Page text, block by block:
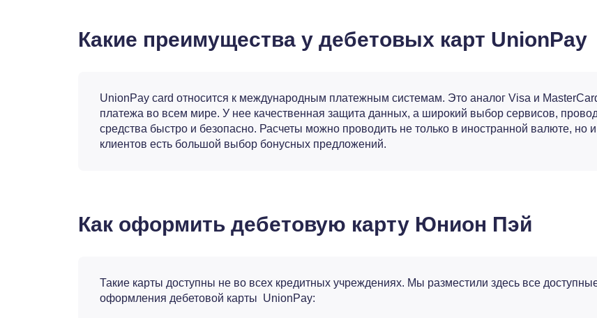
Какие преимущества у дебетовых карт UnionPay
UnionPay card относится к международным платежным системам. Это аналог Visa и
платежа во всем мире. У нее качественная защита данных, а широкий выбор сервисов,
средства быстро и безопасно. Расчеты можно проводить не только в иностранной валюте, но
клиентов есть большой выбор бонусных предложений.
Как оформить дебетовую карту Юнион Пэй
Такие карты доступны не во всех кредитных учреждениях. Мы разместили здесь все
оформления дебетовой карты UnionPay: